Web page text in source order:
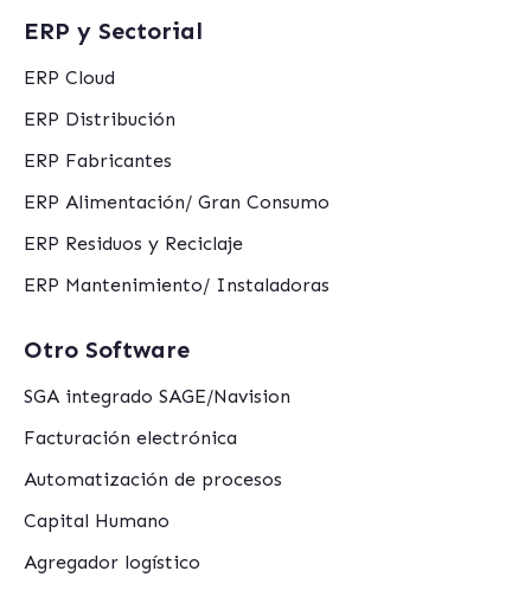
ERP y Sectorial
ERP Cloud
ERP Distribución
ERP Fabricantes
ERP Alimentación/ Gran Consumo
ERP Residuos y Reciclaje
ERP Mantenimiento/ Instaladoras
Otro Software
SGA integrado SAGE/Navision
Facturación electrónica
Automatización de procesos
Capital Humano
Agregador logístico